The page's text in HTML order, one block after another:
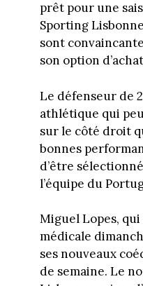
prêt pour une
Sporting
sont
son option
Le défenseur de
athlétique qui
sur le côté droit
bonnes
d’être
l’équipe du
Miguel Lopes, qui
médicale
ses nouveaux
de semaine. Le